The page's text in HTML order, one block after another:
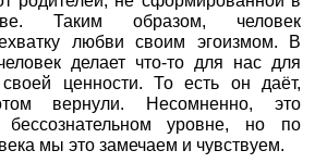
Таким образом, человек
любви своим эгоизмом. В
делает что-то для нас для
ценности. То есть он даёт,
вернули. Несомненно, это
бессознательном уровне, но по
мы это замечаем и чувствуем.